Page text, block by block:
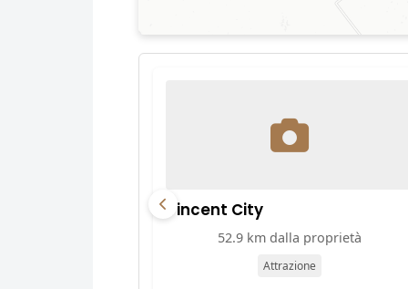
Vincent City
52.9 km dalla proprietà
Attrazione